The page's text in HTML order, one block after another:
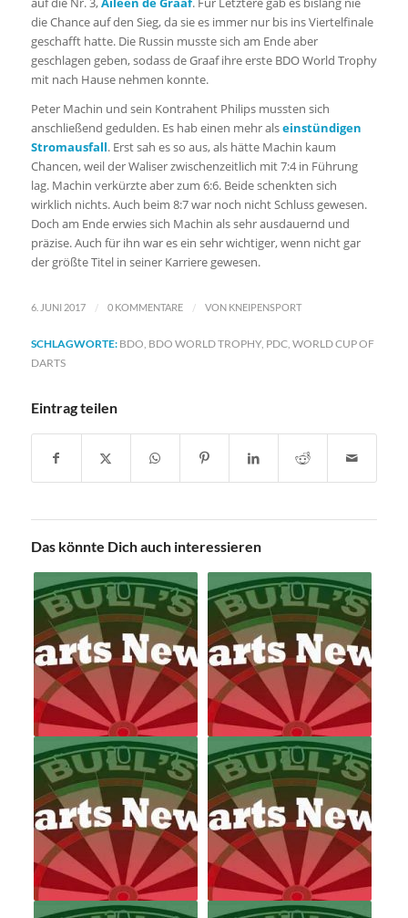
die Chance auf den Sieg, da sie es immer nur bis ins Viertelfinale
geschafft hatte. Die Russin musste sich am Ende aber
geschlagen geben, sodass de Graaf ihre erste BDO World Trophy
mit nach Hause nehmen konnte.
Peter Machin und sein Kontrahent Philips mussten sich
anschließend gedulden. Es hab einen mehr alseinstündigen
Stromausfall. Erst sah es so aus, als hätte Machin kaum
Chancen, weil der Waliser zwischenzeitlich mit 7:4 in Führung
lag. Machin verkürzte aber zum 6:6. Beide schenkten sich
wirklich nichts. Auch beim 8:7 war noch nicht Schluss gewesen.
Doch am Ende erwies sich Machin als sehr ausdauernd und
präzise. Auch für ihn war es ein sehr wichtiger, wenn nicht gar
der größte Titel in seiner Karriere gewesen.
6. JUNI 2017 / 0 KOMMENTARE / VON KNEIPENSPORT
SCHLAGWORTE: BDO BDO WORLD TROPHY, PDC, WORLD CUP OF
DARTS
Eintrag teilen
Das könnte Dich auch interessieren